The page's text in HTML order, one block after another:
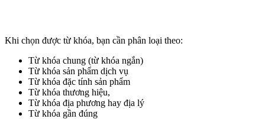
Khi chọn được từ khóa, bạn cần phân loại theo:
Từ khóa chung (từ khóa ngắn)
Từ khóa sản phẩm dịch vụ
Từ khóa đặc tính sản phẩm
Từ khóa thương hiệu,
Từ khóa địa phương hay địa lý
Từ khóa gần đúng